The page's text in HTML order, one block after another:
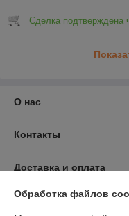
Сделка подтверждена
О нас
Контакты
Доставка и оплата
График работы
Обработка файлов